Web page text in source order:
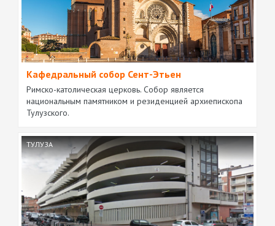
Кафедральный собор Сент-Этьен
Римско-католическая церковь. Собор является
национальным памятником и резиденцией архиепископа
Тулузского.
ТУЛУЗА